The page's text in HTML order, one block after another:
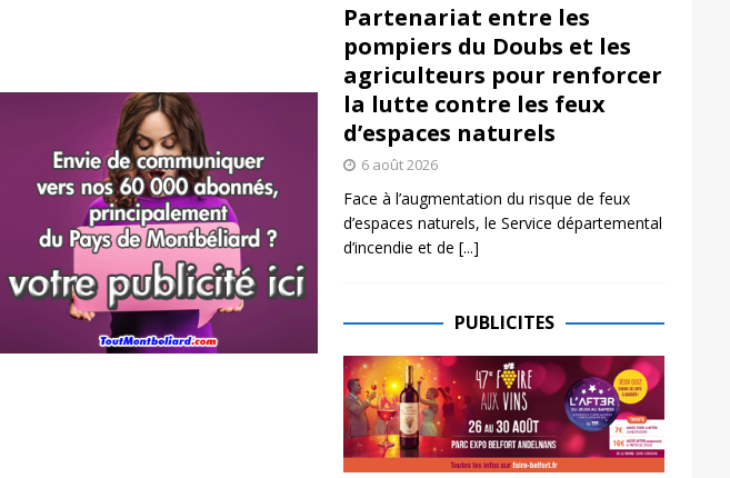
Partenariat entre les
pompiers du Doubs et les
agriculteurs pour renforcer
la lutte contre les feux
d’espaces naturels
6 août 2026
Face à l’augmentation du risque de feux
d’espaces naturels, le Service départemental
d’incendie et de [...]
PUBLICITES